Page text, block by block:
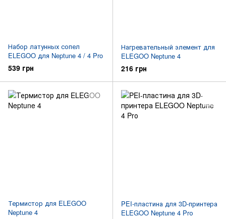
Набор латунных сопел
ELEGOO для Neptune 4 / 4 Pro
539 грн
Нагревательный элемент для
ELEGOO Neptune 4
216 грн
Термистор для ELEGOO
Neptune 4
PEI-пластина для 3D-принтера
ELEGOO Neptune 4 Prо